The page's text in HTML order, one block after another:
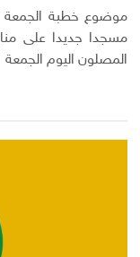
مسجدا جديدا على
المصلون اليوم الجمعة 31 يوليو...